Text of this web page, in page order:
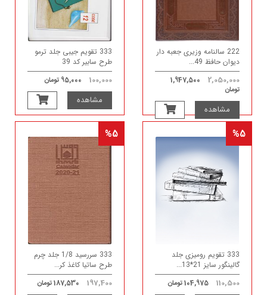
222 سالنامه وزیری جعبه دار
دیوان حافظ 49...
2,050,000
1,947,500
تومان
مشاهده
333 تقویم جیبی جلد ترمو
طرح سابیر کد 39
100,000 95,000 تومان
مشاهده
%5
333 تقویم رومیزی جلد
گالینگور سایز 21*13...
110,500 104,975 تومان
%5
333 سررسید 1/8 جلد چرم
طرح ساتیا کاغذ کر...
197,400 187,530 تومان